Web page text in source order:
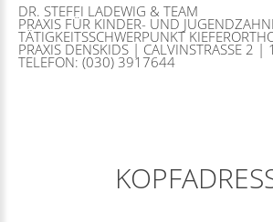
DR. STEFFI LADEWIG & TEAM
PRAXIS FÜR KINDER- UND
TÄTIGKEITSSCHWERPUNKT
PRAXIS DENSKIDS | CALVINSTRASSE 2 |
TELEFON: (030) 3917644